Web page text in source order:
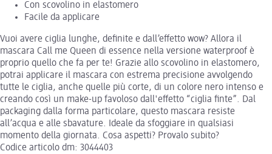
Con scovolino in elastomero
Facile da applicare
Vuoi avere ciglia lunghe, definite e dall’effetto wow? Allora il
mascara Call me Queen di essence nella versione waterproof è
proprio quello che fa per te! Grazie allo scovolino in elastomero,
potrai applicare il mascara con estrema precisione avvolgendo
tutte le ciglia, anche quelle più corte, di un colore nero intenso e
creando così un make-up favoloso dall'effetto “ciglia finte”. Dal
packaging dalla forma particolare, questo mascara resiste
all’acqua e alle sbavature. Ideale da sfoggiare in qualsiasi
momento della giornata. Cosa aspetti? Provalo subito?
Codice articolo dm: 3044403